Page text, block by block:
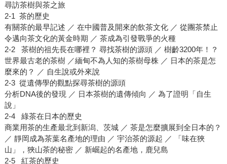
尋訪茶樹與茶之旅
2-1 茶的歷史
有關茶的最早記述 ／ 在中國普及開來的飲茶文化 ／ 從團茶禁止
令邁向茶文化的黃金時期 ／ 茶成為引發戰爭的火種
2-2 茶樹的祖先長在哪裡？ 尋找茶樹的源頭 ／ 樹齡3200年！？
世界最古老的茶樹 ／緬甸不為人知的茶樹母株 ／ 日本的茶是怎
麼來的？ ／ 自生說或外來說
2-3 從遺傳學的觀點探尋茶樹的源頭
分析DNA後的發現 ／ 日本茶樹的遺傳傾向 ／ 為了證明「自生
說」
2-4 綠茶在日本的歷史
商業用茶的生產最北到新潟、茨城 ／ 茶是怎麼擴展到全日本的？
／ 靜岡成為茶葉名產地的理由 ／ 宇治茶的源起 ／ 「味在狹
山」，狹山茶的秘密 ／ 新崛起的名產地，鹿兒島
2-5 紅茶的歷史